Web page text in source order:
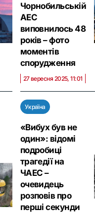
Чорнобильській
АЕС
виповнилось 48
років – фото
моментів
спорудження
27 вересня 2025, 11:01
Україна
«Вибух був не
один»: відомі
подробиці
трагедії на
ЧАЕС –
очевидець
розповів про
перші секунди